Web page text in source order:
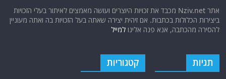
אתר Nziv.net מכבד את זכויות היוצרים ועושה מאמצים לאיתור בעלי הזכויות
ביצירות הכלולות בכתבות. אם זיהית יצירה שאתה בעל הזכויות בה ואתה מעוניין
להסירה מהכתבה, אנא פנה אלינולמייל
תגיות קטגוריות